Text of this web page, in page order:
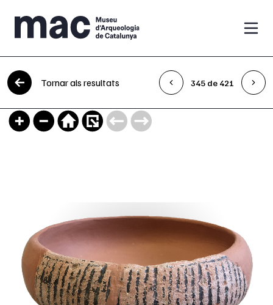
Vés al contingut
Tornar als resultats 345 de 421